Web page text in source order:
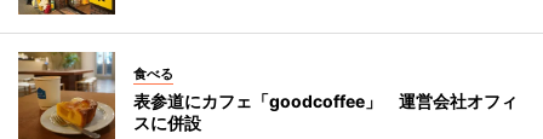
食べる
表参道にカフェ「goodcoffee」 運営会社オフィ
スに併設